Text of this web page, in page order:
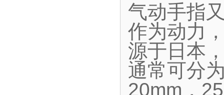
气动手指
作为动力
源于日本
通常可分
20mm，